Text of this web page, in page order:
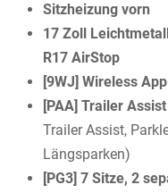
Sitzheizung vorn
17 Zoll
R17 AirStop
[9WJ] Wireless
[PAA] Trailer Assist
Trailer Assist,
Längsparken)
[PG3] 7 Sitze, 2